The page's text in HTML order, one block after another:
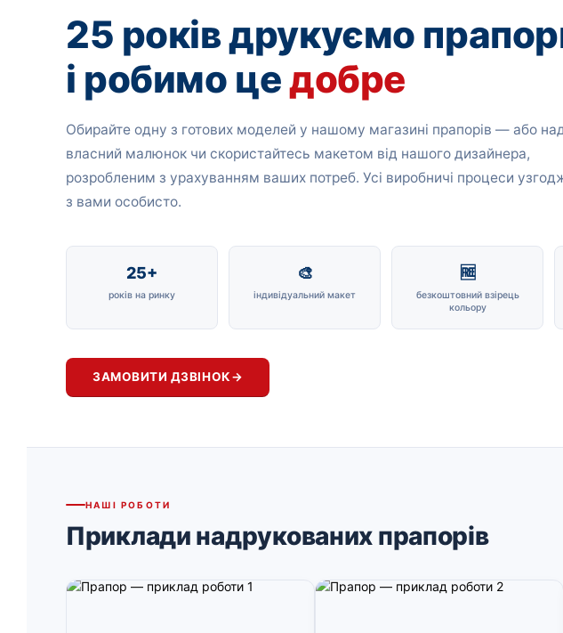
25 років друкуємо
і робимо цедобре
Обирайте одну з готових моделей у нашому магазині прапорів — або
власний малюнок чи скористайтесь макетом від нашого дизайнера,
розробленим з урахуванням ваших потреб. Усі виробничі процеси
з вами особисто.
25+
років на ринку
🎨
індивідуальний макет
🆓
безкоштовний взірець
кольору
ЗАМОВИТИ ДЗВІНОК→
НАШІ РОБОТИ
Приклади надрукованих прапорів